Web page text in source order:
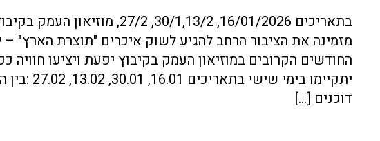
בתאריכים 16/01/2026, 30/1,13/2,
מזמינה את הציבור הרחב להגיע לשוק איכרים "תוצרת הארץ" –
החודשים הקרובים במוזיאון העמק בקיבוץ יפעת ויציעו חוויה
דוכנים […]